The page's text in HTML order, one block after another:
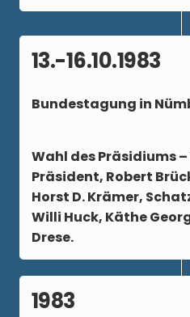
13.-16.10.1983
Bundestagung in
Wahl des Präsidiums
Präsident, Robert
Horst D. Krämer,
Willi Huck, Käthe
Drese.
1983